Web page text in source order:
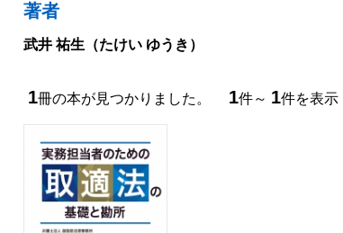
著者
武井 祐生 （たけい ゆうき）
1冊の本が見つかりました。 1件～ 1件を表示